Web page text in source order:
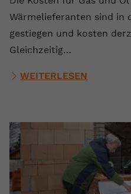
Wärmelieferanten sind in
gestiegen und kosten
Gleichzeitig…
WEITERLESEN